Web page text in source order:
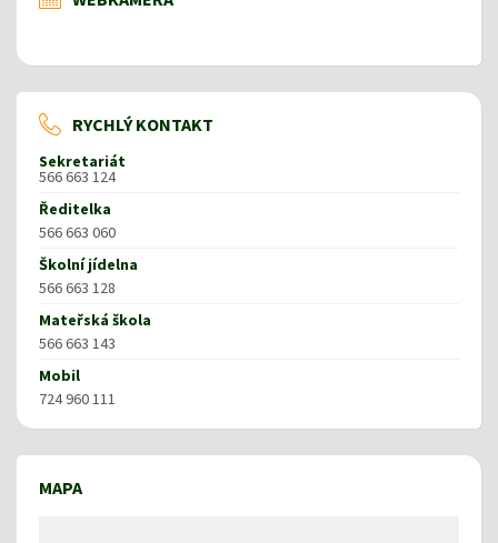
RYCHLÝ KONTAKT
Sekretariát
566 663 124
Ředitelka
566 663 060
Školní jídelna
566 663 128
Mateřská škola
566 663 143
Mobil
724 960 111
MAPA